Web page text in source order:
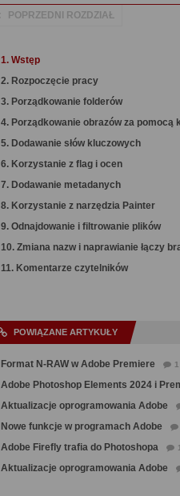
POPRZEDNI ROZDZIAŁ
1. Wstęp
2. Rozpoczęcie pracy
3. Porządkowanie folderów
4. Porządkowanie obrazów za pomocą
5. Dodawanie słów kluczowych
6. Korzystanie z flag i ocen
7. Dodawanie metadanych
8. Korzystanie z narzędzia Painter
9. Odnajdowanie i filtrowanie plików
10. Zmiana nazw i naprawianie łączy
11. Komentarze czytelników
POWIĄZANE ARTYKUŁY
Format N-RAW w Adobe Premiere 1
Adobe Photoshop Elements 2024 i
Aktualizacje oprogramowania Adobe
Nowe funkcje w programach Adobe
Adobe Firefly trafia do Photoshopa
Aktualizacje oprogramowania Adobe